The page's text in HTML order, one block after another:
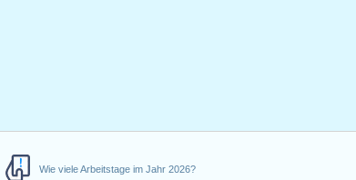
Wie viele Arbeitstage im Jahr 2026?